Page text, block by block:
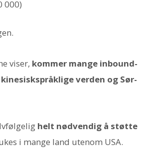
000)
viser, kommer mange inbound-
verden og Sør-
helt nødvendig å støtte
i mange land utenom USA.